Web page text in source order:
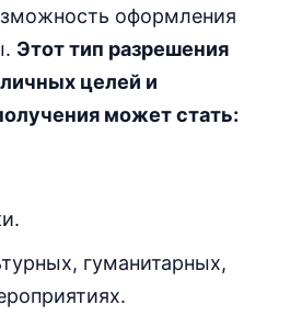
оформления
Этот тип разрешения
целей и
может стать:
гуманитарных,